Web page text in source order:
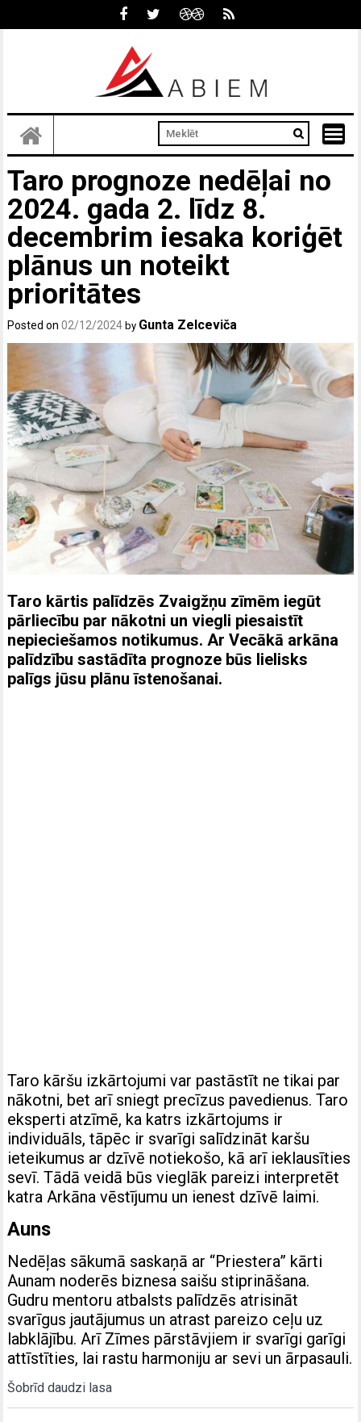
Taro prognoze nedēļai no
2024. gada 2. līdz 8.
decembrim iesaka koriģēt
plānus un noteikt
prioritātes
Posted on02/12/2024 by Gunta Zelceviča
Taro kārtis palīdzēs Zvaigžņu zīmēm iegūt
pārliecību par nākotni un viegli piesaistīt
nepieciešamos notikumus. Ar Vecākā arkāna
palīdzību sastādīta prognoze būs lielisks
palīgs jūsu plānu īstenošanai.
Taro kāršu izkārtojumi var pastāstīt ne tikai par
nākotni, bet arī sniegt precīzus pavedienus. Taro
eksperti atzīmē, ka katrs izkārtojums ir
individuāls, tāpēc ir svarīgi salīdzināt karšu
ieteikumus ar dzīvē notiekošo, kā arī ieklausīties
sevī. Tādā veidā būs vieglāk pareizi interpretēt
katra Arkāna vēstījumu un ienest dzīvē laimi.
Auns
Nedēļas sākumā saskaņā ar “Priestera” kārti
Aunam noderēs biznesa saišu stiprināšana.
Gudru mentoru atbalsts palīdzēs atrisināt
svarīgus jautājumus un atrast pareizo ceļu uz
labklājību. Arī Zīmes pārstāvjiem ir svarīgi garīgi
attīstīties, lai rastu harmoniju ar sevi un ārpasauli.
Šobrīd daudzi lasa